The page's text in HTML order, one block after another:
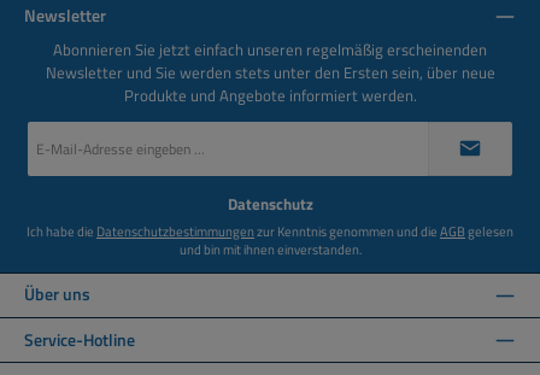
Newsletter
Abonnieren Sie jetzt einfach unseren regelmäßig erscheinenden
Newsletter und Sie werden stets unter den Ersten sein, über neue
Produkte und Angebote informiert werden.
Mail-
Datenschutz
Ich habe die Datenschutzbestimmungenzur Kenntnis genommen und dieAGBgelesen
und bin mit ihnen einverstanden.
Über uns
Service-Hotline